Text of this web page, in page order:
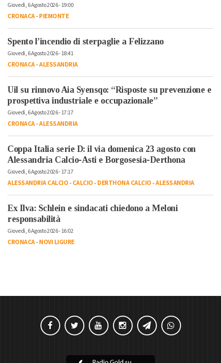
Giovedì, 6 Agosto 2026 - 19:00
CRONACA-PIEMONTE
Spento l’incendio di sterpaglie a Felizzano
Giovedì, 6 Agosto 2026 - 18:41
CRONACA-ALESSANDRIA
Uil su rinnovo Aia Syensqo: “Risposte su prevenzione e
prospettiva industriale e occupazionale”
Giovedì, 6 Agosto 2026 - 17:17
CRONACA-ALESSANDRIA
Coppa Italia serie D: il via domenica 23 agosto con
Alessandria Calcio-Asti e Borgosesia-Derthona
Giovedì, 6 Agosto 2026 - 17:17
ALESSANDRIA CALCIO-CALCIO-DERTHONA CALCIO-ALESSANDRIA
Ex Ilva: Schlein e sindacati chiedono a Meloni
responsabilità
Giovedì, 6 Agosto 2026 - 16:02
CRONACA-NOVI LIGURE